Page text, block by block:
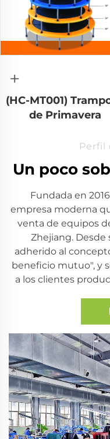
+
(HC-MT001)
de Primavera
Perfil
Un poco
Fundada en
empresa moderna
venta de equipos
Zhejiang. Desde
adherido al
beneficio mutuo", y
a los clientes